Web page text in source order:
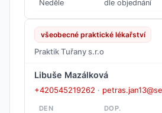
Neděle
dle objednání
všeobecné praktické lékařství
Praktik Tuřany s.r.o
Libuše Mazálková
+420545219262 ·
DEN DOP.